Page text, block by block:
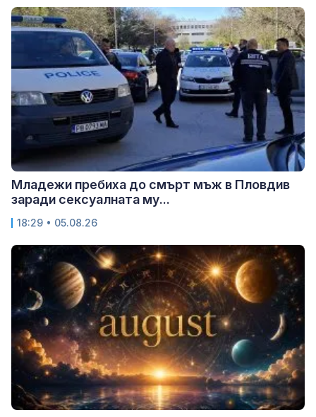
Младежи пребиха до смърт мъж в Пловдив
заради сексуалната му...
18:29 • 05.08.26